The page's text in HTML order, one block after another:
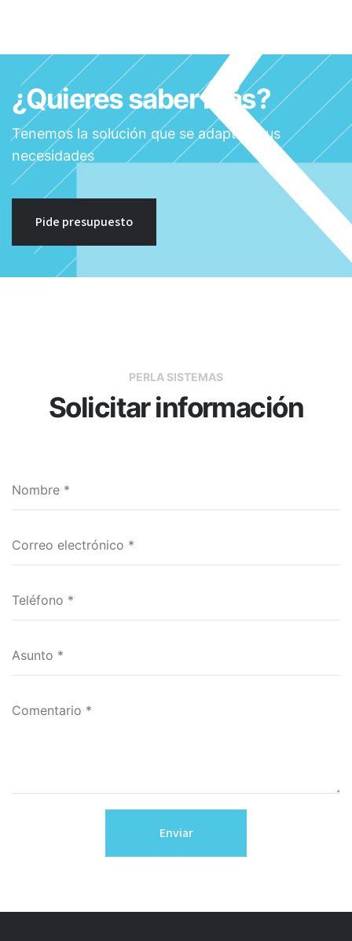
¿Quieres saber más?
Tenemos la solución que se adapta a tus
necesidades
Pide presupuesto
PERLA SISTEMAS
Solicitar información
Enviar